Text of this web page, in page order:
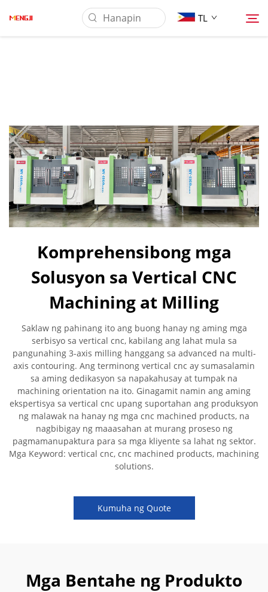
TL
Pag-aaplay
Ilagay
Balita
Makipag-ugnayan sa Amin
Komprehensibong mga
Solusyon sa Vertical CNC
Machining at Milling
Saklaw ng pahinang ito ang buong hanay ng aming mga
serbisyo sa vertical cnc, kabilang ang lahat mula sa
pangunahing 3-axis milling hanggang sa advanced na multi-
axis contouring. Ang terminong vertical cnc ay sumasalamin
sa aming dedikasyon sa napakahusay at tumpak na
machining orientation na ito. Ginagamit namin ang aming
ekspertisya sa vertical cnc upang suportahan ang produksyon
ng malawak na hanay ng mga cnc machined products, na
nagbibigay ng maaasahan at murang proseso ng
pagmamanupaktura para sa mga kliyente sa lahat ng sektor.
Mga Keyword: vertical cnc, cnc machined products, machining
solutions.
Kumuha ng Quote
Mga Bentahe ng Produkto